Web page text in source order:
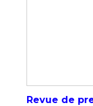
Revue de